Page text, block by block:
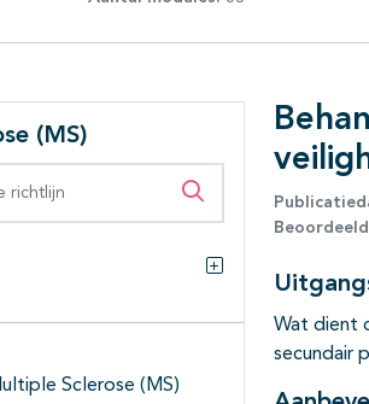
(MS)
Zoeken binnen
Alles
Sclerose (MS)
Wat dient
secundair